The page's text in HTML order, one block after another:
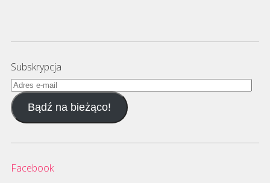
Subskrypcja
Adres
e-
mailBądź na bieżąco!
Facebook